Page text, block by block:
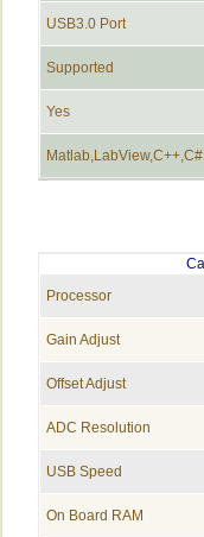
USB3.0 Port
Supported
Yes
Processor
Gain Adjust
Offset Adjust
ADC Resolution
USB Speed
On Board RAM